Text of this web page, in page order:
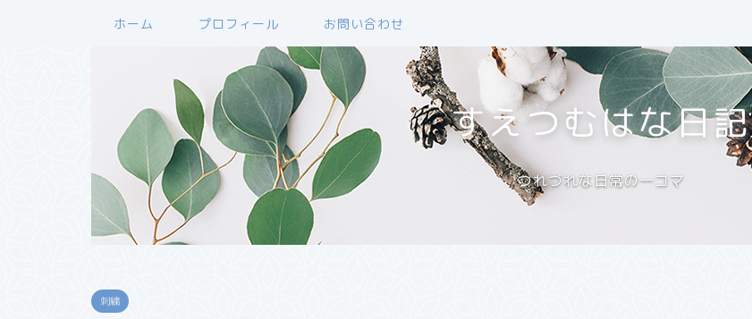
ホーム プロフィール お問い合わせ
すえつむはな日記
つれづれな日常の一コマ
刺繍